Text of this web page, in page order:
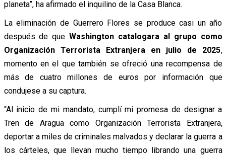
planeta”, ha afirmado el inquilino de la Casa Blanca.
La eliminación de Guerrero Flores se produce casi un año
después de queWashington catalogara al grupo como
Organización Terrorista Extranjera en julio de 2025,
momento en el que también se ofreció una recompensa de
más de cuatro millones de euros por información que
condujese a su captura.
“Al inicio de mi mandato, cumplí mi promesa de designar a
Tren de Aragua como Organización Terrorista Extranjera,
deportar a miles de criminales malvados y declarar la guerra a
los cárteles, que llevan mucho tiempo librando una guerra